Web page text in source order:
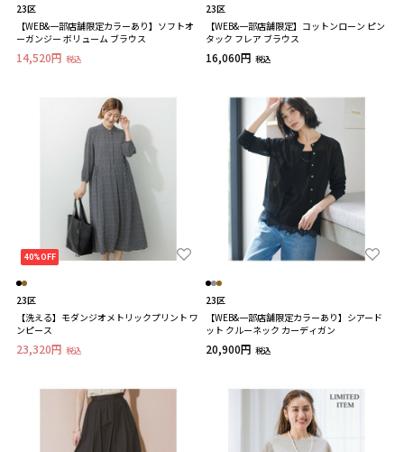
23区
【WEB&一部店舗限定カラーあり】ソフトオ
ーガンジー ボリューム ブラウス
14,520円 税込
23区
【WEB&一部店舗限定】コットンローン ピン
タック フレア ブラウス
16,060円 税込
40%OFF
23区
【洗える】モダンジオメトリックプリント ワ
ンピース
23,320円 税込
23区
【WEB&一部店舗限定カラーあり】シアード
ット クルーネック カーディガン
20,900円 税込